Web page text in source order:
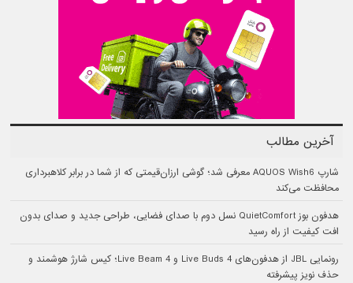
آخرین مطالب
شارپ AQUOS Wish6 معرفی شد؛ گوشی ارزان‌قیمتی که از شما در برابر کلاهبرداری
محافظت می‌کند
هدفون بوز QuietComfort نسل دوم با صدای فضایی، طراحی جدید و صدای بدون
افت کیفیت از راه رسید
رونمایی JBL از هدفون‌های Live Buds 4 و Live Beam 4؛ کیس شارژ هوشمند و
حذف نویز پیشرفته